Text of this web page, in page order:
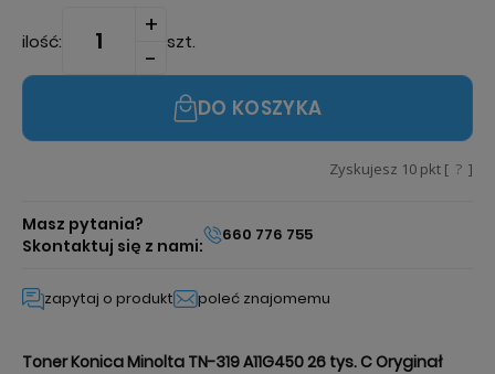
ilość: szt.
DO KOSZYKA
Zyskujesz 10 pkt [ ? ]
Masz pytania?
Skontaktuj się z nami:
660 776 755
zapytaj o produkt poleć znajomemu
Toner Konica Minolta TN-319 A11G450 26 tys. C Oryginał